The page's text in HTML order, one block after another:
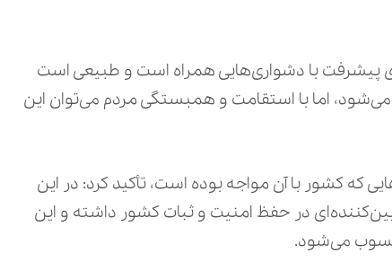
پیشرفت با دشواری‌هایی همراه است و طبیعی است
اما با استقامت و همبستگی مردم می‌توان این
که کشور با آن مواجه بوده است، تأکید کرد: در این
در حفظ امنیت و ثبات کشور داشته و این
می‌شود.